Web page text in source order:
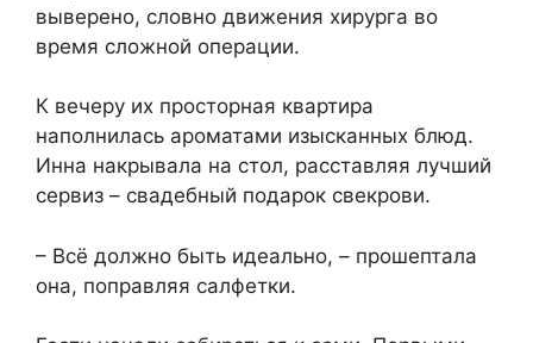
выверено, словно движения хирурга во
время сложной операции.
К вечеру их просторная квартира
наполнилась ароматами изысканных блюд.
Инна накрывала на стол, расставляя лучший
сервиз – свадебный подарок свекрови.
– Всё должно быть идеально, – прошептала
она, поправляя салфетки.